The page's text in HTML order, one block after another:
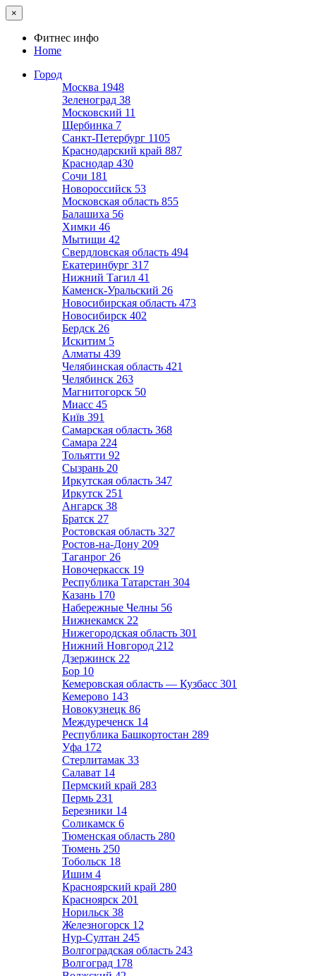
×
Фитнес инфо
Home
Город
Москва 1948
Зеленоград 38
Московский 11
Щербинка 7
Санкт-Петербург 1105
Краснодарский край 887
Краснодар 430
Сочи 181
Новороссийск 53
Московская область 855
Балашиха 56
Химки 46
Мытищи 42
Свердловская область 494
Екатеринбург 317
Нижний Тагил 41
Каменск-Уральский 26
Новосибирская область 473
Новосибирск 402
Бердск 26
Искитим 5
Алматы 439
Челябинская область 421
Челябинск 263
Магнитогорск 50
Миасс 45
Київ 391
Самарская область 368
Самара 224
Тольятти 92
Сызрань 20
Иркутская область 347
Иркутск 251
Ангарск 38
Братск 27
Ростовская область 327
Ростов-на-Дону 209
Таганрог 26
Новочеркасск 19
Республика Татарстан 304
Казань 170
Набережные Челны 56
Нижнекамск 22
Нижегородская область 301
Нижний Новгород 212
Дзержинск 22
Бор 10
Кемеровская область — Кузбасс 301
Кемерово 143
Новокузнецк 86
Междуреченск 14
Республика Башкортостан 289
Уфа 172
Стерлитамак 33
Салават 14
Пермский край 283
Пермь 231
Березники 14
Соликамск 6
Тюменская область 280
Тюмень 250
Тобольск 18
Ишим 4
Красноярский край 280
Красноярск 201
Норильск 38
Железногорск 12
Нур-Султан 245
Волгоградская область 243
Волгоград 178